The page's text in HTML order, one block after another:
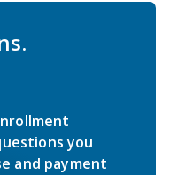
you
and payment